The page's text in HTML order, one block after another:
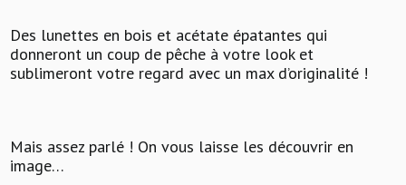
Des lunettes en bois et acétate épatantes qui
donneront un coup de pêche à votre look et
sublimeront votre regard avec un max d’originalité !
Mais assez parlé ! On vous laisse les découvrir en
image…